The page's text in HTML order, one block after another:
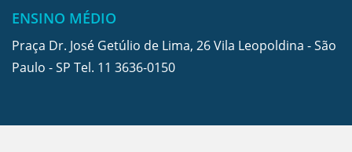
ENSINO MÉDIO
Praça Dr. José Getúlio de Lima, 26 Vila Leopoldina - São
Paulo - SP Tel. 11 3636-0150